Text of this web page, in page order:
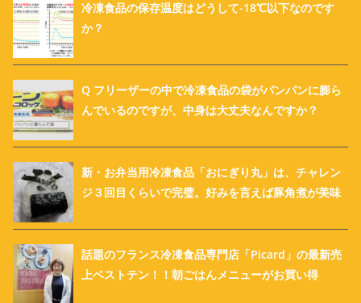
冷凍食品の保存温度はどうして-18℃以下なのです
か？
Q フリーザーの中で冷凍食品の袋がパンパンに膨ら
んでいるのですが、中身は大丈夫なんですか？
新・お弁当用冷凍食品「おにぎり丸」は、チャレン
ジ３回目くらいで完璧。好みを言えば豚角煮が美味
話題のフランス冷凍食品専門店「Picard」の最新売
上ベストテン！！朝ごはんメニューがお買い得